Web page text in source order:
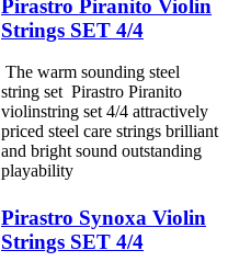
Pirastro Piranito Violin
Strings SET 4/4
The warm sounding steel
string set Pirastro Piranito
violinstring set 4/4 attractively
priced steel care strings brilliant
and bright sound outstanding
playability
Pirastro Synoxa Violin
Strings SET 4/4